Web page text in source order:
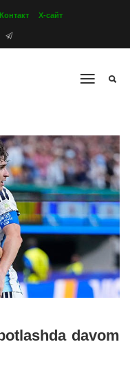
Контакт Х-сайт
davom